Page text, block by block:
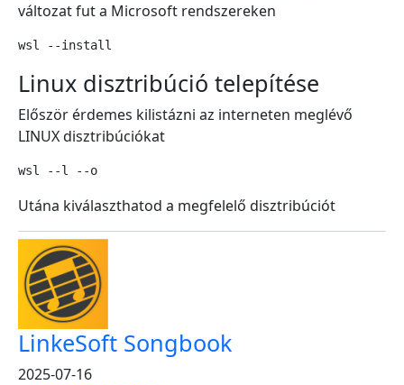
változat fut a Microsoft rendszereken
wsl --install
Linux disztribúció telepítése
Először érdemes kilistázni az interneten meglévő
LINUX disztribúciókat
wsl --l --o
Utána kiválaszthatod a megfelelő disztribúciót
LinkeSoft Songbook
2025-07-16